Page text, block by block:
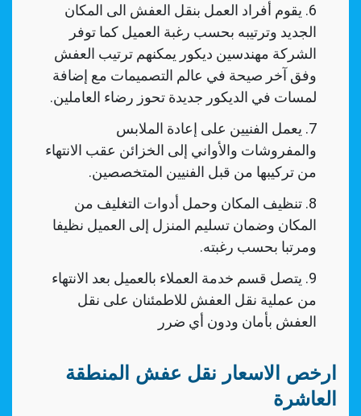
يقوم أفراد العمل بنقل العفش الى المكان
الجديد وترتيبه بحسب رغبة العميل كما توفر
الشركة مهندسين ديكور يمكنهم ترتيب العفش
وفق آخر صيحة في عالم التصميمات مع إضافة
لمسات في الديكور جديدة تحوز رضاء العاملين.
يعمل الفنيين على إعادة الملابس
والمفروشات والأواني إلى الخزائن عقب الانتهاء
من تركيبها من قبل الفنيين المتخصصين.
تنظيف المكان وحمل أدوات التغليف من
المكان وضمان تسليم المنزل إلى العميل نظيفا
ومرتبا بحسب رغبته.
يتصل قسم خدمة العملاء بالعميل بعد الانتهاء
من عملية نقل العفش للاطمئنان على نقل
العفش بأمان ودون أي ضرر
ارخص الاسعار نقل عفش المنطقة
العاشرة